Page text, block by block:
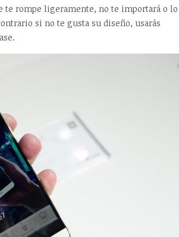
te rompe ligeramente, no te importará o lo
si no te gusta su diseño, usarás